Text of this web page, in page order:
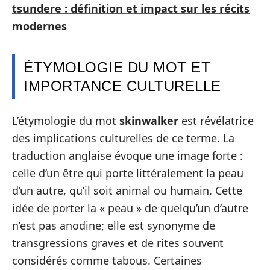
tsundere : définition et impact sur les récits
modernes
ÉTYMOLOGIE DU MOT ET
IMPORTANCE CULTURELLE
L’étymologie du mot skinwalker est révélatrice
des implications culturelles de ce terme. La
traduction anglaise évoque une image forte :
celle d’un être qui porte littéralement la peau
d’un autre, qu’il soit animal ou humain. Cette
idée de porter la « peau » de quelqu’un d’autre
n’est pas anodine; elle est synonyme de
transgressions graves et de rites souvent
considérés comme tabous. Certaines